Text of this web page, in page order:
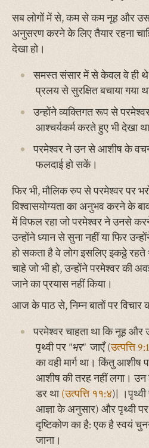
सब लोगों में से, कम से कम नूह और
अनुसरण करने के लिए तैयार रहना
देखा हो।
समस्त संसार में से केवल वे ही थे
प्रलय से सुरक्षित बचाया गया
उन्होंने व्यक्तिगत रूप से
आश्चर्यकर्म करते हुए भी देखा
परमेश्वर ने उन से आशीष के
फलदाई हो सकें।
फिर भी, मौलिक रुप से परमेश्वर पर
विश्वासयोग्यता का अनुभव करने के
में विफल रहा जो परमेश्वर ने उनसे
उन्होंने ध्यान से सुना नहीं या फिर
हो सकता है वे लोग इसलिए इकठ्ठे
चाहे जो भी हो, उन्होंने परमेश्वर की
जाने का प्रयास नहीं किया।
आज के पाठ से, निम्न बातों पर विचार
परमेश्वर चाहता था कि नूह और
पृथ्वी पर "भर"जाएँ (उत्पत्ति 9:1
का वही मार्ग था। किंतु आशीष
आशीष की तरह नहीं लगा। उन
डर था (उत्पत्ति ११:४)|
आज्ञा के अनुसार) और पृथ्वी
दृष्टिकोण का है: एक है स्वयं
जाना।